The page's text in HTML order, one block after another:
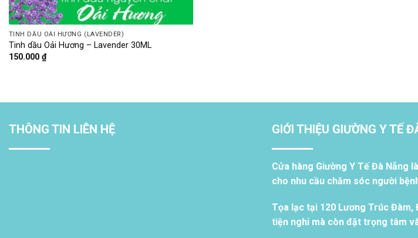
TINH DẦU OẢI HƯƠNG (LAVENDER)
Tinh dầu Oải Hương – Lavender 30ML
150.000 ₫
THÔNG TIN LIÊN HỆ GIỚI THIỆU GIƯỜNG Y TẾ
Cửa hàng Giường Y Tế Đà Nẵng
cho nhu cầu chăm sóc người
Tọa lạc tại 120 Lương Trúc Đàm,
tiện nghi mà còn đặt trọng tâm